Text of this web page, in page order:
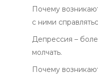
Почему
с ними
Депрессия –
молчать.
Почему